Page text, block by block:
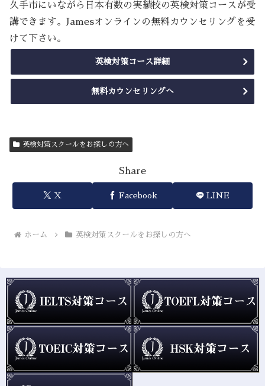
久手市にいながら日本有数の実績校の英検対策コースが受
講できます。Jamesオンラインの無料カウンセリングを受
けて下さい。
英検対策コース詳細
無料カウンセリングへ
英検対策スクールをお探しの方へ
Share
X Facebook LINE
ホーム 英検対策スクールをお探しの方へ